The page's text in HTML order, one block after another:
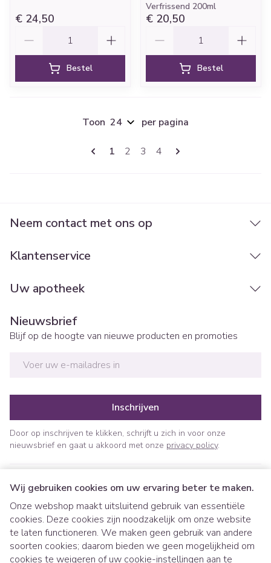
Wij gebruiken cookies om uw ervaring beter te maken.
Onze webshop maakt uitsluitend gebruik van essentiële
cookies. Deze cookies zijn noodzakelijk om onze website
te laten functioneren. We maken geen gebruik van andere
soorten cookies; daarom bieden we geen mogelijkheid om
cookies te weigeren of uw cookie-instellingen aan te
€ 24,50
Bestel
Verfrissend 200ml
€ 20,50
Bestel
Pagina's
U lees momenteel pagina
1 Pagina
2 Pagina
3 Pagina
4
Toon per pagina
Neem contact met ons op
Klantenservice
Uw apotheek
Nieuwsbrief
Blijf op de hoogte van nieuwe producten en promoties
Inschrijven
Door op inschrijven te klikken, schrijft u zich in voor onze
nieuwsbrief en gaat u akkoord met onze privacy policy.